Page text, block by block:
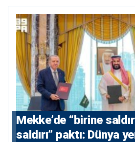
Mekke’de “birine
saldırı” paktı: Dünya